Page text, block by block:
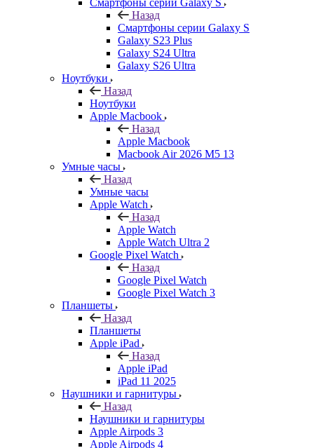
Смартфоны серии Galaxy S
Назад
Смартфоны серии Galaxy S
Galaxy S23 Plus
Galaxy S24 Ultra
Galaxy S26 Ultra
Ноутбуки
Назад
Ноутбуки
Apple Macbook
Назад
Apple Macbook
Macbook Air 2026 M5 13
Умные часы
Назад
Умные часы
Apple Watch
Назад
Apple Watch
Apple Watch Ultra 2
Google Pixel Watch
Назад
Google Pixel Watch
Google Pixel Watch 3
Планшеты
Назад
Планшеты
Apple iPad
Назад
Apple iPad
iPad 11 2025
Наушники и гарнитуры
Назад
Наушники и гарнитуры
Apple Airpods 3
Apple Airpods 4